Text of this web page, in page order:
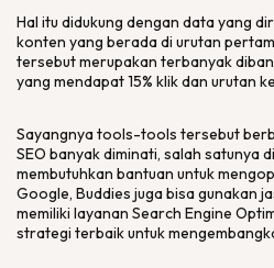
Hal itu didukung dengan data yang
konten yang berada di urutan
tersebut merupakan terbanyak
yang mendapat 15% klik dan urutan
Sayangnya tools-tools tersebut
SEO banyak diminati, salah satunya
membutuhkan bantuan untuk
Google, Buddies juga bisa gunakan
memiliki layanan Search Engine
strategi terbaik untuk